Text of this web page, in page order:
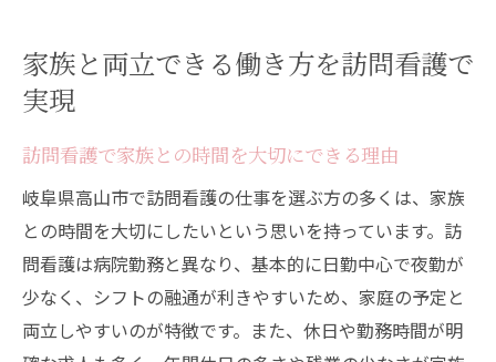
家族と両立できる働き方を訪問看護で
実現
訪問看護で家族との時間を大切にできる理由
岐阜県高山市で訪問看護の仕事を選ぶ方の多くは、家族
との時間を大切にしたいという思いを持っています。訪
問看護は病院勤務と異なり、基本的に日勤中心で夜勤が
少なく、シフトの融通が利きやすいため、家庭の予定と
両立しやすいのが特徴です。また、休日や勤務時間が明